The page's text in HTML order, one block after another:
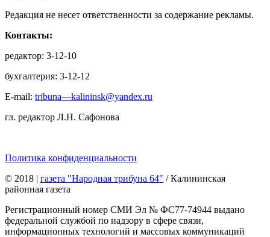
Редакция не несет ответственности за содержание рекламы.
Контакты:
редактор: 3-12-10
бухгалтерия: 3-12-12
E-mail: tribuna—kalininsk@yandex.ru
гл. редактор Л.Н. Сафонова
Политика конфиденциальности
© 2018 | газета "Народная трибуна 64" / Калининская
районная газета
Регистрационный номер СМИ Эл № ФС77-74944 выдано
федеральной службой по надзору в сфере связи,
информационных технологий и массовых коммуникаций